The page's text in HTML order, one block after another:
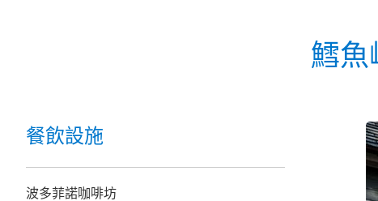
鱈魚
餐飲設施
波多菲諾咖啡坊